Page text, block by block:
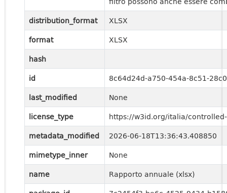
distribution_format
XLSX
format
XLSX
hash
id
8c64d24d-a750-454a-8c51-
last_modified
None
license_type
https://w3id.org/italia/
metadata_modified
2026-06-18T13:36:43.408850
mimetype_inner
None
name
Rapporto annuale (xlsx)